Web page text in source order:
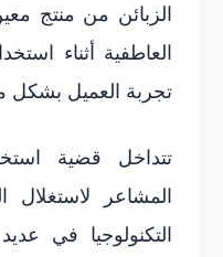
الزبائن من منتج
العاطفية أثناء
تجربة العميل بشكل
تتداخل قضية
المشاعر لاستغلال
التكنولوجيا في